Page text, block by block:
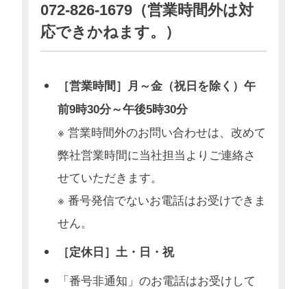
072-826-1679（営業時間外は対
応できかねます。）
［営業時間］月～金（祝日を除く）午
前9時30分～午後5時30分
※ 営業時間外のお問い合わせは、改めて
弊社営業時間に当社担当よりご連絡さ
せていただきます。
※ 番号発信でないお電話はお受けできま
せん。
［定休日］土・日・祝
「番号非通知」のお電話はお受けして